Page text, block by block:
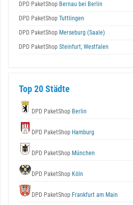
DPD PaketShop Bernau bei Berlin
DPD PaketShop Tuttlingen
DPD PaketShop Merseburg (Saale)
DPD PaketShop Steinfurt, Westfalen
Top 20 Städte
DPD PaketShop Berlin
DPD PaketShop Hamburg
DPD PaketShop München
DPD PaketShop Köln
DPD PaketShop Frankfurt am Main